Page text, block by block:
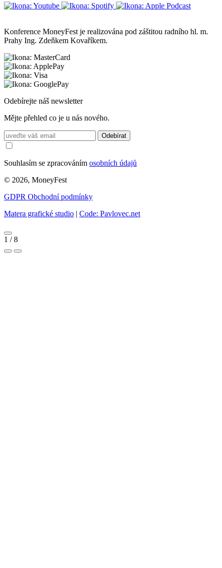
Konference MoneyFest je realizována pod záštitou radního hl. m.
Prahy Ing. Zdeňkem Kovaříkem.
Odebírejte náš newsletter
Mějte přehled co je u nás nového.
Odebírat
Souhlasím se zpracováním osobních údajů
© 2026, MoneyFest
GDPR Obchodní podmínky
Matera grafické studio | Code: Pavlovec.net
1 /8